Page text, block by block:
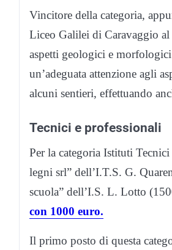
Vincitore della categoria,
Liceo Galilei di Caravaggio
aspetti geologici e
un’adeguata attenzione agli
alcuni sentieri, effettuando
Tecnici e professionali
Per la categoria Istituti
legni srl” dell’I.T.S. G.
scuola” dell’I.S. L. Lotto
con 1000 euro.
Il primo posto di questa